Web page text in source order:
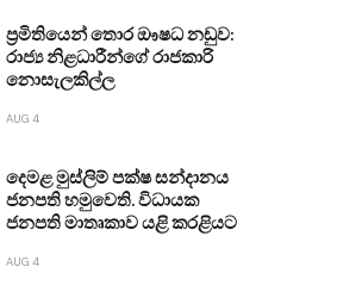
ප්‍රමිතියෙන් තොර ඖෂධ නඩුව:
රාජ්‍ය නිළධාරීන්ගේ රාජකාරි
නොසැලකිල්ල
AUG 4
දෙමළ මුස්ලිම් පක්ෂ සන්දානය
ජනපති හමුවෙති. විධායක
ජනපති මාතෘකාව යළි කරළියට
AUG 4